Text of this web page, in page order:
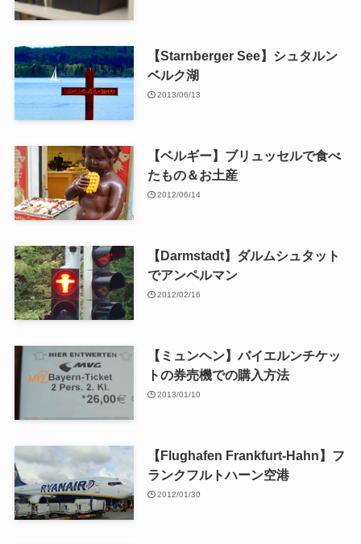
【Starnberger See】シュタルン
ベルク湖
2013/06/13
【ベルギー】ブリュッセルで食べ
たもの＆お土産
2012/06/14
【Darmstadt】ダルムシュタット
でアンペルマン
2012/02/16
【ミュンヘン】バイエルンチケッ
トの券売機での購入方法
2013/01/10
【Flughafen Frankfurt-Hahn】フ
ランクフルトハーン空港
2012/01/30